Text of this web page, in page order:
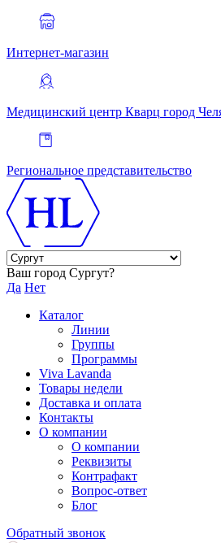
Интернет-магазин
Медицинский центр Кварц город
Региональное представительство
Ваш город Сургут?
Да Нет
Каталог
Линии
Группы
Программы
Viva Lavanda
Товары недели
Доставка и оплата
Контакты
О компании
О компании
Реквизиты
Контрафакт
Вопрос-ответ
Блог
Обратный звонок